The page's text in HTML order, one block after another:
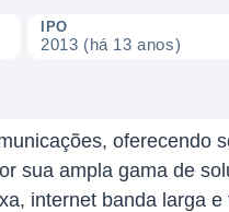
IPO
2013 (há 13 anos)
oferecendo
sua ampla gama de
internet banda larga